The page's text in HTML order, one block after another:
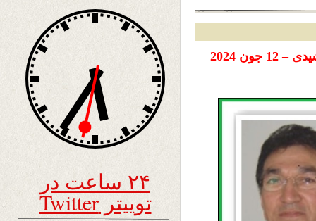
۲۴ ساعت در
توییتر Twitter